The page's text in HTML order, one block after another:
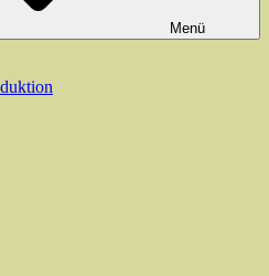
Menü